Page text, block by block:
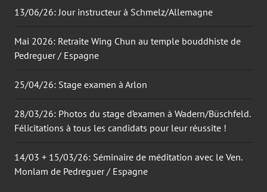
13/06/26: Jour instructeur à Schmelz/Allemagne
Mai 2026: Retraite Wing Chun au temple bouddhiste de
Pedreguer / Espagne
25/04/26: Stage examen à Arlon
28/03/26: Photos du stage d’examen à Wadern/Büschfeld.
Félicitations à tous les candidats pour leur réussite !
14/03 + 15/03/26: Séminaire de méditation avec le Ven.
Monlam de Pedreguer / Espagne